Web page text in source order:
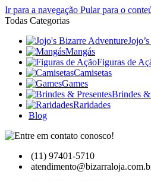
Ir para a navegação Pular para o
Todas Categorias
Mangás
Figuras de
Camisetas
Games
Brindes &
Raridades
Blog
(11) 97401-5710